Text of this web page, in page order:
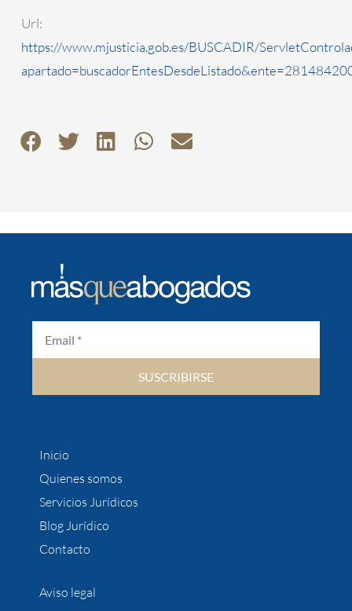
Url:
https://www.mjusticia.gob.es/BUSCADIR/
SUSCRIBIRSE
Inicio
Quienes somos
Servicios Jurídicos
Blog Jurídico
Contacto
Aviso legal